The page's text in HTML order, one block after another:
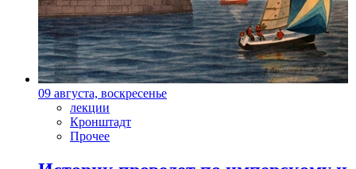
09 августа, воскресенье
лекции
Кронштадт
Прочее